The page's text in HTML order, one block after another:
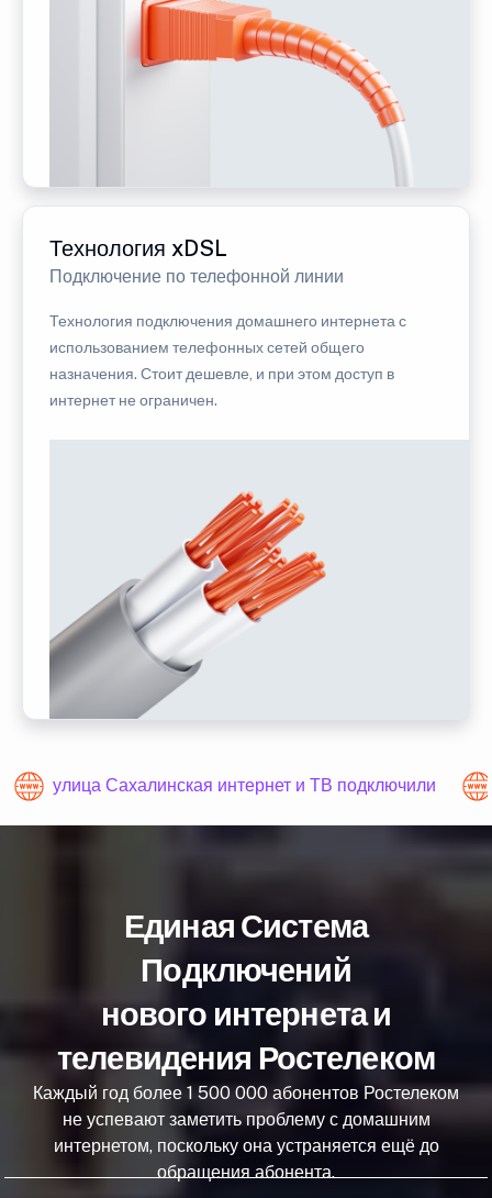
Технология xDSL
Подключение по телефонной линии
Технология подключения домашнего интернета с
использованием телефонных сетей общего
назначения. Стоит дешевле, и при этом доступ в
интернет не ограничен.
улица Сахалинская интернет и ТВ подключили
Единая Система
Подключений
нового интернета и
телевидения Ростелеком
Каждый год более 1 500 000 абонентов Ростелеком
не успевают заметить проблему с домашним
интернетом, поскольку она устраняется ещё до
обращения абонента.